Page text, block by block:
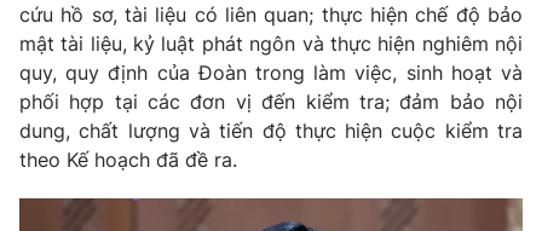
cứu hồ sơ, tài liệu có liên quan; thực hiện chế độ bảo
mật tài liệu, kỷ luật phát ngôn và thực hiện nghiêm nội
quy, quy định của Đoàn trong làm việc, sinh hoạt và
phối hợp tại các đơn vị đến kiểm tra; đảm bảo nội
dung, chất lượng và tiến độ thực hiện cuộc kiểm tra
theo Kế hoạch đã đề ra.